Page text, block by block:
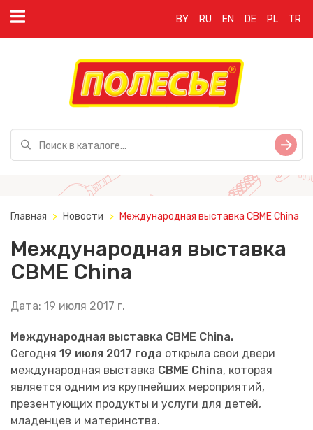
BY RU EN DE PL TR
Главная Новости Международная выставка CBME China
Международная выставка
CBME China
Дата: 19 июля 2017 г.
Международная выставка CBME China.
Сегодня 19 июля 2017 года открыла свои двери
международная выставка CBME China, которая
является одним из крупнейших мероприятий,
презентующих продукты и услуги для детей,
младенцев и материнства.